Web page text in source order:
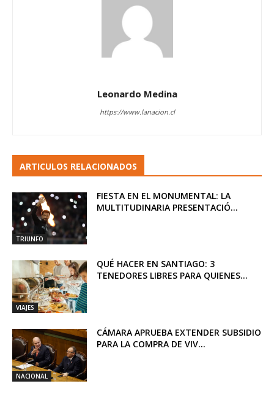
Leonardo Medina
https://www.lanacion.cl
ARTICULOS RELACIONADOS
TRIUNFO
FIESTA EN EL MONUMENTAL: LA
MULTITUDINARIA PRESENTACIÓ...
VIAJES
QUÉ HACER EN SANTIAGO: 3
TENEDORES LIBRES PARA QUIENES...
NACIONAL
CÁMARA APRUEBA EXTENDER SUBSIDIO
PARA LA COMPRA DE VIV...